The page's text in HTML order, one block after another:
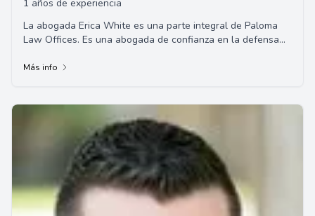
1 años de experiencia
La abogada Erica White es una parte integral de Paloma
Law Offices. Es una abogada de confianza en la defensa
Más info